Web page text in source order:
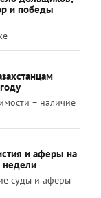
и победы
– наличие
и аферы на
недели
суды и аферы